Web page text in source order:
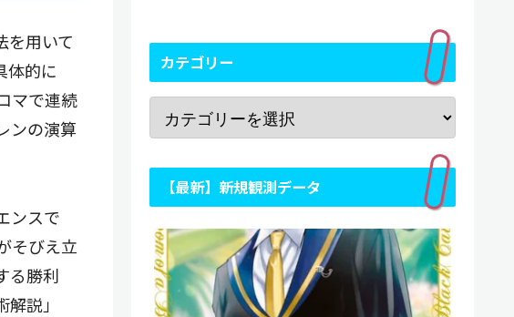
を用いて
体的に
マで連続
ンの演算
ンスで
そびえ立
る勝利
説」
カテゴリー
【最新】新規観測データ